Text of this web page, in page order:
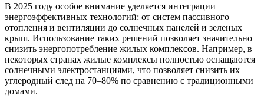
В 2025 году особое внимание уделяется интеграции
энергоэффективных технологий: от систем пассивного
отопления и вентиляции до солнечных панелей и зеленых
крыш. Использование таких решений позволяет значительно
снизить энергопотребление жилых комплексов. Например, в
некоторых странах жилые комплексы полностью оснащаются
солнечными электростанциями, что позволяет снизить их
углеродный след на 70–80% по сравнению с традиционными
домами.